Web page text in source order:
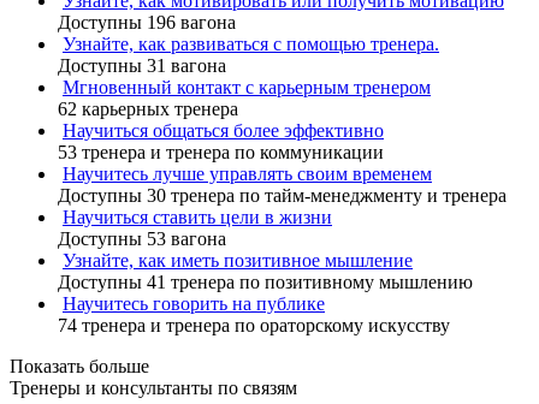
Доступны 196 вагона
Узнайте, как развиваться с помощью тренера.
Доступны 31 вагона
Мгновенный контакт с карьерным тренером
62 карьерных тренера
Научиться общаться более эффективно
53 тренера и тренера по коммуникации
Научитесь лучше управлять своим временем
Доступны 30 тренера по тайм-менеджменту и тренера
Научиться ставить цели в жизни
Доступны 53 вагона
Узнайте, как иметь позитивное мышление
Доступны 41 тренера по позитивному мышлению
Научитесь говорить на публике
74 тренера и тренера по ораторскому искусству
Показать больше
Тренеры и консультанты по связям